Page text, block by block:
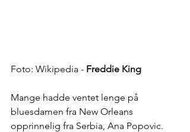
Foto: Wikipedia - Freddie King
Mange hadde ventet lenge på
bluesdamen fra New Orleans
opprinnelig fra Serbia, Ana Popovic.